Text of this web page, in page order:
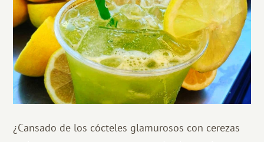
¿Cansado de los cócteles glamurosos con cerezas